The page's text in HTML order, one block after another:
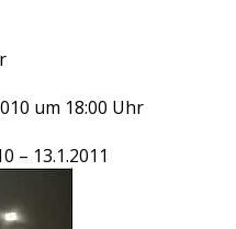
um 18:00 Uhr
– 13.1.2011